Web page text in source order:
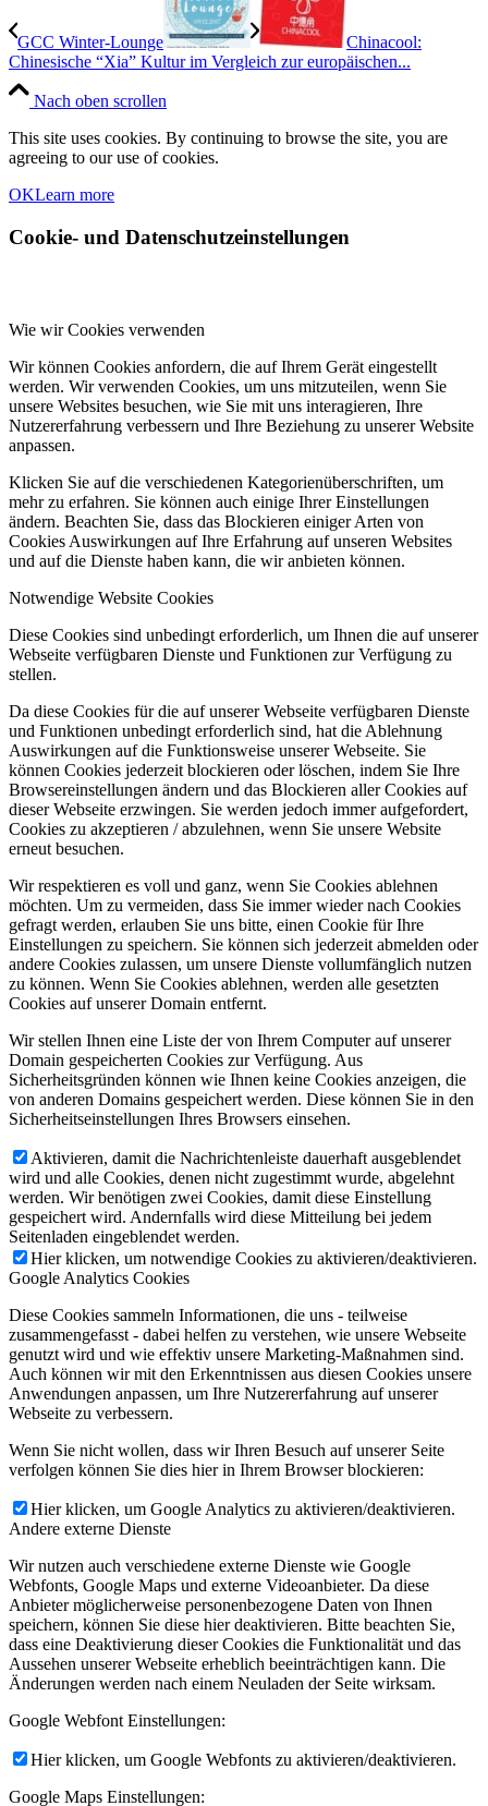
GCC Winter-Lounge
Chinacool:
Chinesische “Xia” Kultur im Vergleich zur europäischen...
Nach oben scrollen
This site uses cookies. By continuing to browse the site, you are
agreeing to our use of cookies.
OKLearn more
Cookie- und Datenschutzeinstellungen
Wie wir Cookies verwenden
Wir können Cookies anfordern, die auf Ihrem Gerät eingestellt
werden. Wir verwenden Cookies, um uns mitzuteilen, wenn Sie
unsere Websites besuchen, wie Sie mit uns interagieren, Ihre
Nutzererfahrung verbessern und Ihre Beziehung zu unserer Website
anpassen.
Klicken Sie auf die verschiedenen Kategorienüberschriften, um
mehr zu erfahren. Sie können auch einige Ihrer Einstellungen
ändern. Beachten Sie, dass das Blockieren einiger Arten von
Cookies Auswirkungen auf Ihre Erfahrung auf unseren Websites
und auf die Dienste haben kann, die wir anbieten können.
Notwendige Website Cookies
Diese Cookies sind unbedingt erforderlich, um Ihnen die auf unserer
Webseite verfügbaren Dienste und Funktionen zur Verfügung zu
stellen.
Da diese Cookies für die auf unserer Webseite verfügbaren Dienste
und Funktionen unbedingt erforderlich sind, hat die Ablehnung
Auswirkungen auf die Funktionsweise unserer Webseite. Sie
können Cookies jederzeit blockieren oder löschen, indem Sie Ihre
Browsereinstellungen ändern und das Blockieren aller Cookies auf
dieser Webseite erzwingen. Sie werden jedoch immer aufgefordert,
Cookies zu akzeptieren / abzulehnen, wenn Sie unsere Website
erneut besuchen.
Wir respektieren es voll und ganz, wenn Sie Cookies ablehnen
möchten. Um zu vermeiden, dass Sie immer wieder nach Cookies
gefragt werden, erlauben Sie uns bitte, einen Cookie für Ihre
Einstellungen zu speichern. Sie können sich jederzeit abmelden oder
andere Cookies zulassen, um unsere Dienste vollumfänglich nutzen
zu können. Wenn Sie Cookies ablehnen, werden alle gesetzten
Cookies auf unserer Domain entfernt.
Wir stellen Ihnen eine Liste der von Ihrem Computer auf unserer
Domain gespeicherten Cookies zur Verfügung. Aus
Sicherheitsgründen können wie Ihnen keine Cookies anzeigen, die
von anderen Domains gespeichert werden. Diese können Sie in den
Sicherheitseinstellungen Ihres Browsers einsehen.
Aktivieren, damit die Nachrichtenleiste dauerhaft ausgeblendet
wird und alle Cookies, denen nicht zugestimmt wurde, abgelehnt
werden. Wir benötigen zwei Cookies, damit diese Einstellung
gespeichert wird. Andernfalls wird diese Mitteilung bei jedem
Seitenladen eingeblendet werden.
Hier klicken, um notwendige Cookies zu aktivieren/deaktivieren.
Google Analytics Cookies
Diese Cookies sammeln Informationen, die uns - teilweise
zusammengefasst - dabei helfen zu verstehen, wie unsere Webseite
genutzt wird und wie effektiv unsere Marketing-Maßnahmen sind.
Auch können wir mit den Erkenntnissen aus diesen Cookies unsere
Anwendungen anpassen, um Ihre Nutzererfahrung auf unserer
Webseite zu verbessern.
Wenn Sie nicht wollen, dass wir Ihren Besuch auf unserer Seite
verfolgen können Sie dies hier in Ihrem Browser blockieren:
Hier klicken, um Google Analytics zu aktivieren/deaktivieren.
Andere externe Dienste
Wir nutzen auch verschiedene externe Dienste wie Google
Webfonts, Google Maps und externe Videoanbieter. Da diese
Anbieter möglicherweise personenbezogene Daten von Ihnen
speichern, können Sie diese hier deaktivieren. Bitte beachten Sie,
dass eine Deaktivierung dieser Cookies die Funktionalität und das
Aussehen unserer Webseite erheblich beeinträchtigen kann. Die
Änderungen werden nach einem Neuladen der Seite wirksam.
Google Webfont Einstellungen:
Hier klicken, um Google Webfonts zu aktivieren/deaktivieren.
Google Maps Einstellungen: